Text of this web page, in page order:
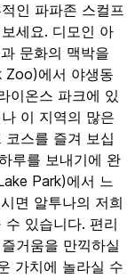
인 파파존 스컬프
세요. 디모인 아
문화의 맥박을
Zoo)에서 야생동
이온스 파크에 있
이 지역의 많은
스를 즐겨 보십
루를 보내기에 완
Park)에서 느
면 알투나의 저희
있습니다. 편리
거움을 만끽하실
가치에 놀라실 수